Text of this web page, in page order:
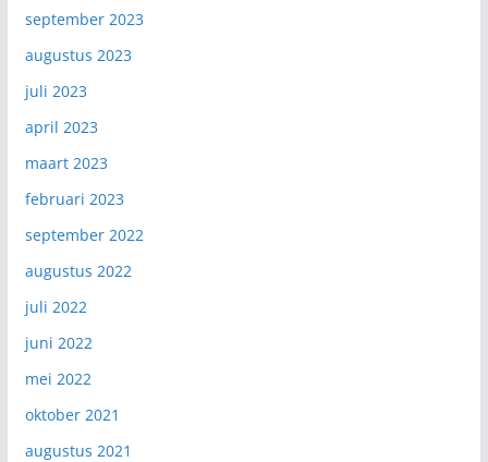
september 2023
augustus 2023
juli 2023
april 2023
maart 2023
februari 2023
september 2022
augustus 2022
juli 2022
juni 2022
mei 2022
oktober 2021
augustus 2021